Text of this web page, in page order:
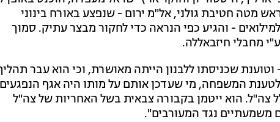
מטה חטיבת גולני, אל"מ ירום - שנפצע באורח בינוני
- והגיע כפי הנראה כדי לחקור מבצר עתיק. סמוך
שכניסתו ללבנון הייתה מאושרת, וכי הוא עבר
המשפחה, מי שעדכן אותם על מותו היה אגף הנפגעים
צה"ל. הוא ייטמן בקבורה צבאית בשל האחריות של צה"ל
משמעתיים נגד המעורבים".